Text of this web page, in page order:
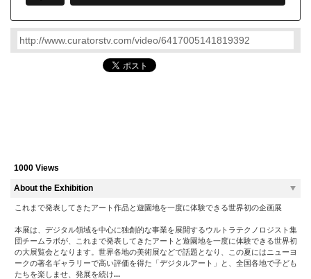
1000 Views
About the Exhibition
これまで発表してきたアート作品と遊園地を一度に体験できる世界初の企画展
本展は、デジタル領域を中心に独創的な事業を展開するウルトラテクノロジスト集
団チームラボが、これまで発表してきたアートと遊園地を一度に体験できる世界初
の大展覧会となります。世界各地の美術展などで話題となり、この夏にはニューヨ
ークの著名ギャラリーで高い評価を得た「デジタルアート」と、全国各地で子ども
たちを楽しませ、発展を続け...